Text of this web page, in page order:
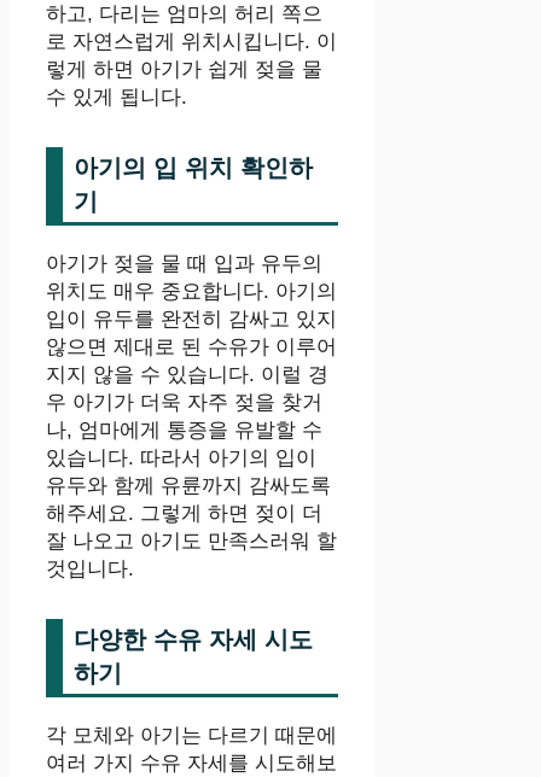
하고, 다리는 엄마의 허리 쪽으
로 자연스럽게 위치시킵니다. 이
렇게 하면 아기가 쉽게 젖을 물
수 있게 됩니다.
아기의 입 위치 확인하
기
아기가 젖을 물 때 입과 유두의
위치도 매우 중요합니다. 아기의
입이 유두를 완전히 감싸고 있지
않으면 제대로 된 수유가 이루어
지지 않을 수 있습니다. 이럴 경
우 아기가 더욱 자주 젖을 찾거
나, 엄마에게 통증을 유발할 수
있습니다. 따라서 아기의 입이
유두와 함께 유륜까지 감싸도록
해주세요. 그렇게 하면 젖이 더
잘 나오고 아기도 만족스러워 할
것입니다.
다양한 수유 자세 시도
하기
각 모체와 아기는 다르기 때문에
여러 가지 수유 자세를 시도해보